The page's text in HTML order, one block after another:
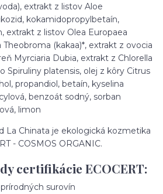
extrakt z listov Aloe
kokamidopropylbetaín,
extrakt z listov Olea Europaea
Theobroma (kakaa)*, extrakt z ovocia
Myrciaria Dubia, extrakt z Chlorella
Spiruliny platensis, olej z kôry Citrus
propandiol, betaín, kyselina
benzoát sodný, sorban
limon
La Chinata je ekologická kozmetika
- COSMOS ORGANIC.
certifikácie ECOCERT:
surovín